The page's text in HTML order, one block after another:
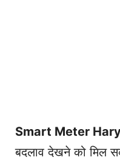
Smart Meter
बदलाव देखने को मिल